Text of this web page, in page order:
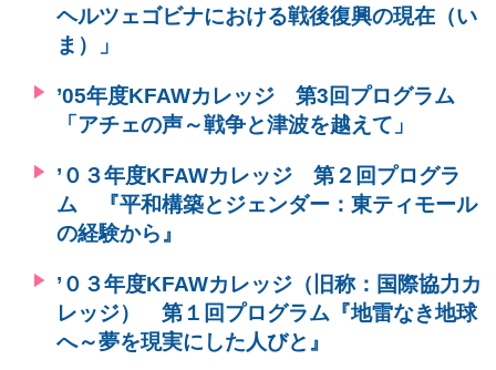
ヘルツェゴビナにおける戦後復興の現在（い
ま）」
’05年度KFAWカレッジ 第3回プログラム
「アチェの声～戦争と津波を越えて」
’０３年度KFAWカレッジ 第２回プログラ
ム 『平和構築とジェンダー：東ティモール
の経験から』
’０３年度KFAWカレッジ（旧称：国際協力カ
レッジ） 第１回プログラム『地雷なき地球
へ～夢を現実にした人びと』